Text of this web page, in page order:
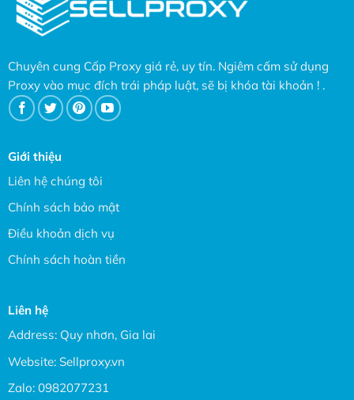
Chuyên cung Cấp Proxy giá rẻ, uy tín. Ngiêm cấm sử dụng
Proxy vào mục đích trái pháp luật, sẽ bị khóa tài khoản ! .
Giới thiệu
Liên hệ chúng tôi
Chính sách bảo mật
Điều khoản dịch vụ
Chính sách hoàn tiền
Liên hệ
Address: Quy nhơn, Gia lai
Website: Sellproxy.vn
Zalo: 0982077231